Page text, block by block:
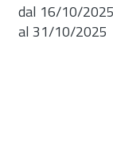
dal 16/10/2025
al 31/10/2025